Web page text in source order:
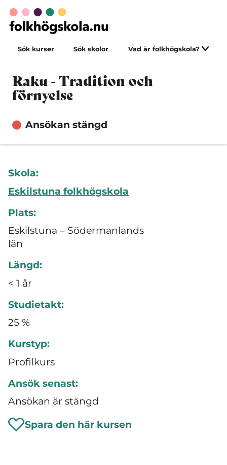
Sök kurser Sök skolor Vad är folkhögskola?
Raku - Tradition och
förnyelse
Ansökan stängd
Skola:
Eskilstuna folkhögskola
Plats:
Eskilstuna – Södermanlands
län
Längd:
< 1 år
Studietakt:
25 %
Kurstyp:
Profilkurs
Ansök senast:
Ansökan är stängd
Spara den här kursen